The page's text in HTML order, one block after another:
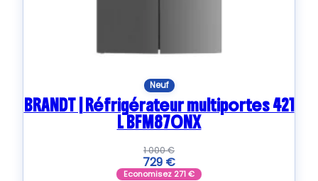
Neuf
BRANDT | Réfrigérateur multiportes 421
L BFM870NX
1 000€
729 €
Economisez 271€